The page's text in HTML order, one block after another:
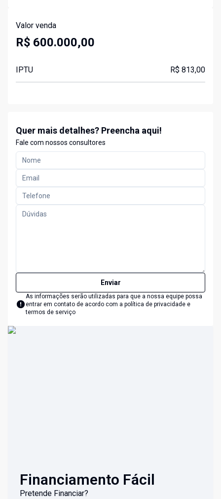
Valor venda
R$ 600.000,00
IPTU R$ 813,00
Quer mais detalhes? Preencha aqui!
Fale com nossos consultores
Enviar
As informações serão utilizadas para que a nossa equipe possa
entrar em contato de acordo com a política de privacidade e
termos de serviço
Financiamento Fácil
Pretende Financiar?